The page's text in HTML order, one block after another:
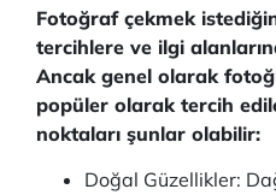
Fotoğraf çekmek
tercihlere ve ilgi
Ancak genel olarak
popüler olarak tercih
noktaları şunlar olabilir:
Doğal Güzellikler: